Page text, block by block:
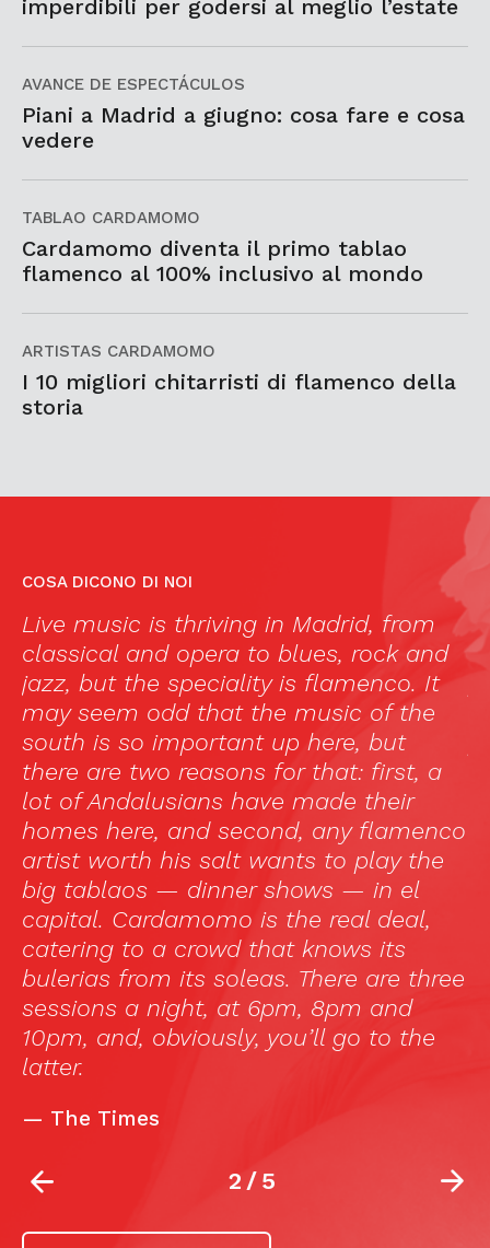
imperdibili per godersi al meglio l’estate
AVANCE DE ESPECTÁCULOS
Piani a Madrid a giugno: cosa fare e cosa
vedere
TABLAO CARDAMOMO
Cardamomo diventa il primo tablao
flamenco al 100% inclusivo al mondo
ARTISTAS CARDAMOMO
I 10 migliori chitarristi di flamenco della
storia
COSA DICONO DI NOI
Live music is thriving in Madrid, from
classical and opera to blues, rock and
jazz, but the speciality is flamenco. It
may seem odd that the music of the
south is so important up here, but
there are two reasons for that: first, a
lot of Andalusians have made their
homes here, and second, any flamenco
artist worth his salt wants to play the
big tablaos — dinner shows — in el
capital. Cardamomo is the real deal,
catering to a crowd that knows its
bulerias from its soleas. There are three
sessions a night, at 6pm, 8pm and
10pm, and, obviously, you’ll go to the
latter.
— The Times
2/5